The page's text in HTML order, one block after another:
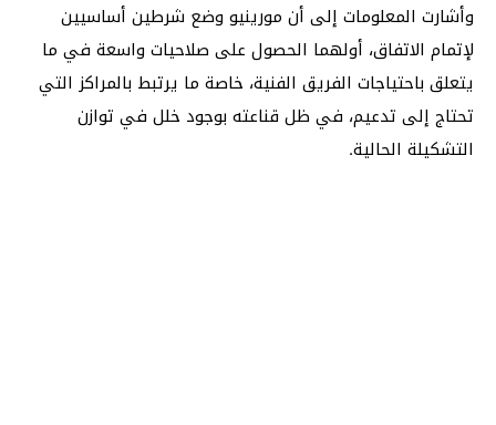
وأشارت المعلومات إلى أن مورينيو وضع شرطين أساسيين
لإتمام الاتفاق، أولهما الحصول على صلاحيات واسعة في ما
يتعلق باحتياجات الفريق الفنية، خاصة ما يرتبط بالمراكز التي
تحتاج إلى تدعيم، في ظل قناعته بوجود خلل في توازن
التشكيلة الحالية.